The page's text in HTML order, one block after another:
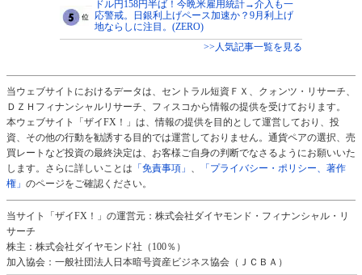
ドル円158円半ば！今晩米雇用統計→介入も一
応警戒。日銀利上げペース加速か？9月利上げ
地ならしに注目。(ZERO)
>>人気記事一覧を見る
当ウェブサイトにおけるデータは、セントラル短資ＦＸ、クォンツ・リサーチ、
ＤＺＨフィナンシャルリサーチ、フィスコから情報の提供を受けております。
本ウェブサイト「ザイFX！」は、情報の提供を目的として運営しており、投
資、その他の行動を勧誘する目的では運営しておりません。通貨ペアの選択、売
買レートなど投資の最終決定は、お客様ご自身の判断でなさるようにお願いいた
します。さらに詳しいことは 「免責事項」 、
「プライバシー・ポリシー、著作
権」 のページをご確認ください。
当サイト「ザイFX！」の運営元：株式会社ダイヤモンド・フィナンシャル・リ
サーチ
株主：株式会社ダイヤモンド社（100％）
加入協会：一般社団法人日本暗号資産ビジネス協会（ＪＣＢＡ）